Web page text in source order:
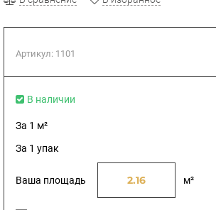
Артикул: 1101
В наличии
За 1 м²
За 1 упак
Ваша площадь м²